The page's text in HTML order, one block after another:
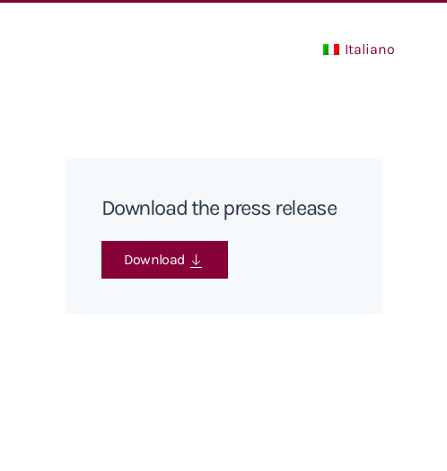
Italiano
Download the press release
Download